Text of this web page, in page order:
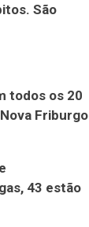
São
todos os 20
Friburgo
43 estão